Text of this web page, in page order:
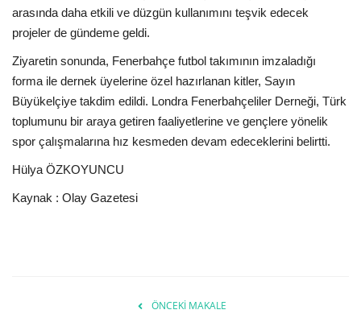
Hakkımızda
Galeri
İletişim
Dilim
English Turkish
arasında daha etkili ve düzgün kullanımını teşvik edecek
projeler de gündeme geldi.
Ziyaretin sonunda, Fenerbahçe futbol takımının imzaladığı
forma ile dernek üyelerine özel hazırlanan kitler, Sayın
Büyükelçiye takdim edildi. Londra Fenerbahçeliler Derneği, Türk
toplumunu bir araya getiren faaliyetlerine ve gençlere yönelik
spor çalışmalarına hız kesmeden devam edeceklerini belirtti.
Hülya ÖZKOYUNCU
Kaynak : Olay Gazetesi
ÖNCEKI MAKALE